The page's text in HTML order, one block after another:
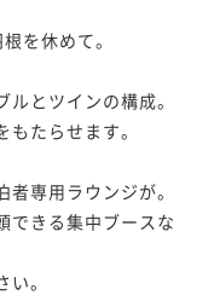
を休めて。
とツインの構成。
たらせます。
専用ラウンジが。
できる集中ブースな
。